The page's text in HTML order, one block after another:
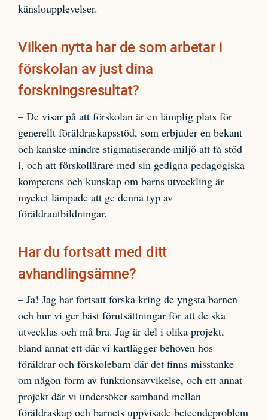
känsloupplevelser.
Vilken nytta har de som arbetar i
förskolan av just dina
forskningsresultat?
– De visar på att förskolan är en lämplig plats för
generellt föräldraskapsstöd, som erbjuder en bekant
och kanske mindre stigmatiserande miljö att få stöd
i, och att förskollärare med sin gedigna pedagogiska
kompetens och kunskap om barns utveckling är
mycket lämpade att ge denna typ av
föräldrautbildningar.
Har du fortsatt med ditt
avhandlingsämne?
– Ja! Jag har fortsatt forska kring de yngsta barnen
och hur vi ger bäst förutsättningar för att de ska
utvecklas och må bra. Jag är del i olika projekt,
bland annat ett där vi kartlägger behoven hos
föräldrar och förskolebarn där det finns misstanke
om någon form av funktionsavvikelse, och ett annat
projekt där vi undersöker samband mellan
föräldraskap och barnets uppvisade beteendeproblem